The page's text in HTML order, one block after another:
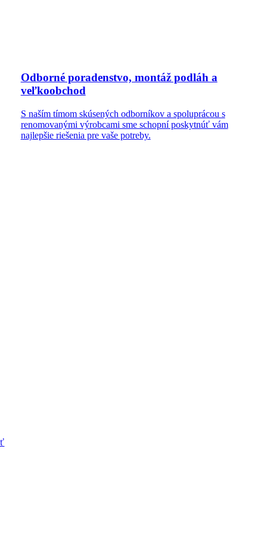
Odborné poradenstvo, montáž podláh a
veľkoobchod
S naším tímom skúsených odborníkov a spoluprácou s
renomovanými výrobcami sme schopní poskytnúť vám
najlepšie riešenia pre vaše potreby.